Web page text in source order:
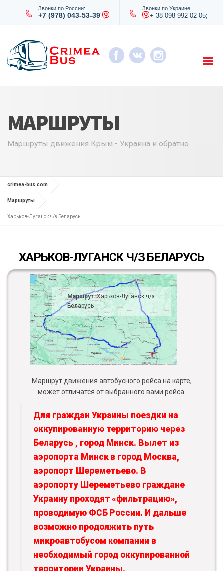
Звонки по России:
+7 (978) 043-53-39
Звонки по Украине
+ 38 098 992-02-05;
МАРШРУТЫ
Маршруты движения Крым - Украина и обратно
crimea-bus.com
Маршруты
Харьков-Луганск ч/з Беларусь
ХАРЬКОВ-ЛУГАНСК Ч/З БЕЛАРУСЬ
Маршрут:Харьков-Луганск ч/з
Беларусь
Маршрут движения автобусного рейса на карте,
может отличатся от выбранного вами рейса.
Для граждан Украины поездки на
оккупированную территорию через
Беларусь , город Минск. Вылет из
аэропорта Минск в город Москва,
аэропорт Шереметьево. В
аэропорту Шереметьево граждане
Украину проходят «фильтрацию»,
проводимую ФСБ России. И дальше
возможно продолжить путь
микроавтобусом компании в
необходимый город оккупированной
территории Украины.